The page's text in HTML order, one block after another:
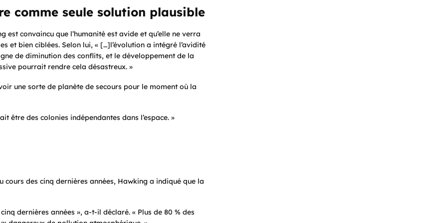
comme seule solution plausible
est convaincu que l’humanité est avide et qu’elle ne verra
et bien ciblées. Selon lui, « […]l’évolution a intégré l’avidité
de diminution des conflits, et le développement de la
pourrait rendre cela désastreux. »
une sorte de planète de secours pour le moment où la
être des colonies indépendantes dans l’espace. »
cours des cinq dernières années, Hawking a indiqué que la
dernières années », a-t-il déclaré. « Plus de 80 % des